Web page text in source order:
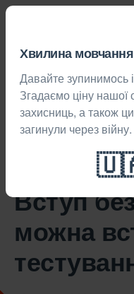
Статті Новини
Новини
Частина матеріалу
Вступ
можна
Хвилина
Давайте зупинимось
Згадаємо ціну нашої
захисниць, а також
загинули через війну.